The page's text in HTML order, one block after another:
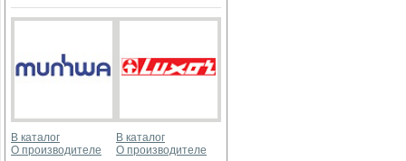
В каталог
О производителе
В каталог
О производителе